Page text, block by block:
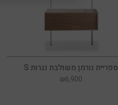
ספריית נורמן משולבת נגרות S
₪6,900